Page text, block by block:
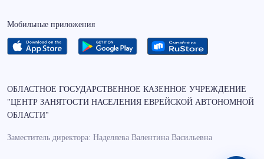
Мобильные приложения
ОБЛАСТНОЕ ГОСУДАРСТВЕННОЕ КАЗЕННОЕ УЧРЕЖДЕНИЕ
"ЦЕНТР ЗАНЯТОСТИ НАСЕЛЕНИЯ ЕВРЕЙСКОЙ АВТОНОМНОЙ
ОБЛАСТИ"
Заместитель директора: Наделяева Валентина Васильевна